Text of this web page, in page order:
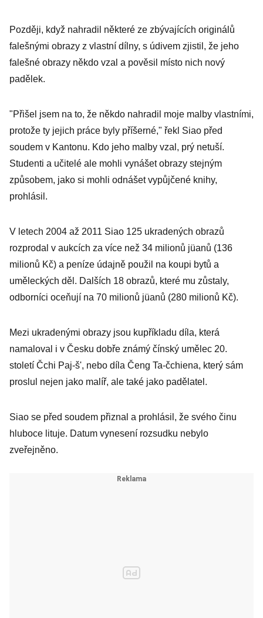
Později, když nahradil některé ze zbývajících originálů
falešnými obrazy z vlastní dílny, s údivem zjistil, že jeho
falešné obrazy někdo vzal a pověsil místo nich nový
padělek.
"Přišel jsem na to, že někdo nahradil moje malby vlastními,
protože ty jejich práce byly příšerné," řekl Siao před
soudem v Kantonu. Kdo jeho malby vzal, prý netuší.
Studenti a učitelé ale mohli vynášet obrazy stejným
způsobem, jako si mohli odnášet vypůjčené knihy,
prohlásil.
V letech 2004 až 2011 Siao 125 ukradených obrazů
rozprodal v aukcích za více než 34 milionů jüanů (136
milionů Kč) a peníze údajně použil na koupi bytů a
uměleckých děl. Dalších 18 obrazů, které mu zůstaly,
odborníci oceňují na 70 milionů jüanů (280 milionů Kč).
Mezi ukradenými obrazy jsou kupříkladu díla, která
namaloval i v Česku dobře známý čínský umělec 20.
století Čchi Paj-š', nebo díla Čeng Ta-čchiena, který sám
proslul nejen jako malíř, ale také jako padělatel.
Siao se před soudem přiznal a prohlásil, že svého činu
hluboce lituje. Datum vynesení rozsudku nebylo
zveřejněno.